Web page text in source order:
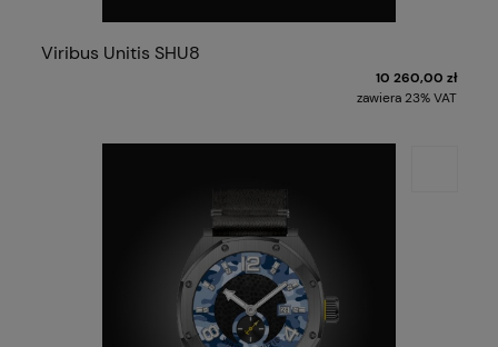
Viribus Unitis SHU8
10 260,00 zł
zawiera 23% VAT